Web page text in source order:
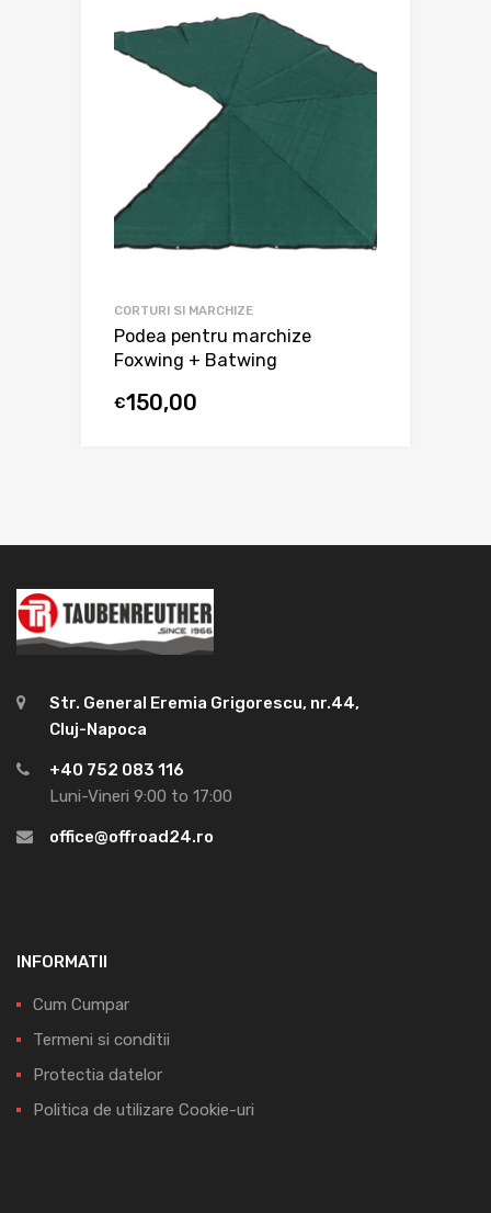
CORTURI SI MARCHIZE
Podea pentru marchize
Foxwing + Batwing
€150,00
Str. General Eremia Grigorescu, nr.44,
Cluj-Napoca
+40 752 083 116
Luni-Vineri 9:00 to 17:00
office@offroad24.ro
INFORMATII
Cum Cumpar
Termeni si conditii
Protectia datelor
Politica de utilizare Cookie-uri